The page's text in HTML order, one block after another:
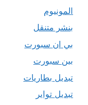
المونيوم
بنشر متنقل
بي ان سبورت
بين سبورت
تبديل بطاريات
تبديل تواير